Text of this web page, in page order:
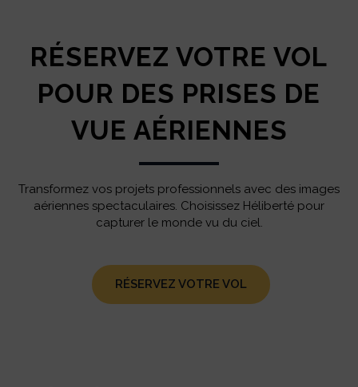
RÉSERVEZ VOTRE VOL
POUR DES PRISES DE
VUE AÉRIENNES
Transformez vos projets professionnels avec des images
aériennes spectaculaires. Choisissez Héliberté pour
capturer le monde vu du ciel.
RÉSERVEZ VOTRE VOL